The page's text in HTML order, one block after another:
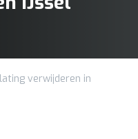
verwijderen in